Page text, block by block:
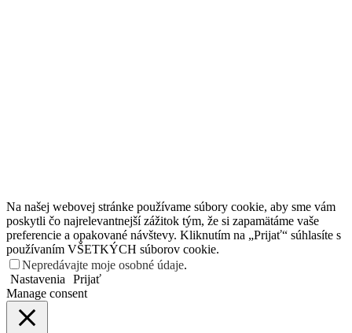
Na našej webovej stránke používame súbory cookie, aby sme vám
poskytli čo najrelevantnejší zážitok tým, že si zapamätáme vaše
preferencie a opakované návštevy. Kliknutím na „Prijať“ súhlasíte s
používaním VŠETKÝCH súborov cookie.
Nepredávajte moje osobné údaje.
Nastavenia
Prijať
Manage consent